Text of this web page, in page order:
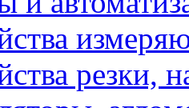
резки,